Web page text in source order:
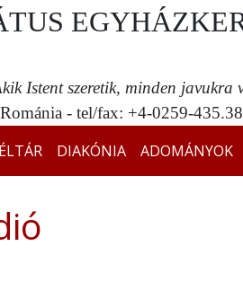
Istent szeretik, minden javukra
- tel/fax: +4-0259-
DIAKÓNIA ADOMÁNYOK